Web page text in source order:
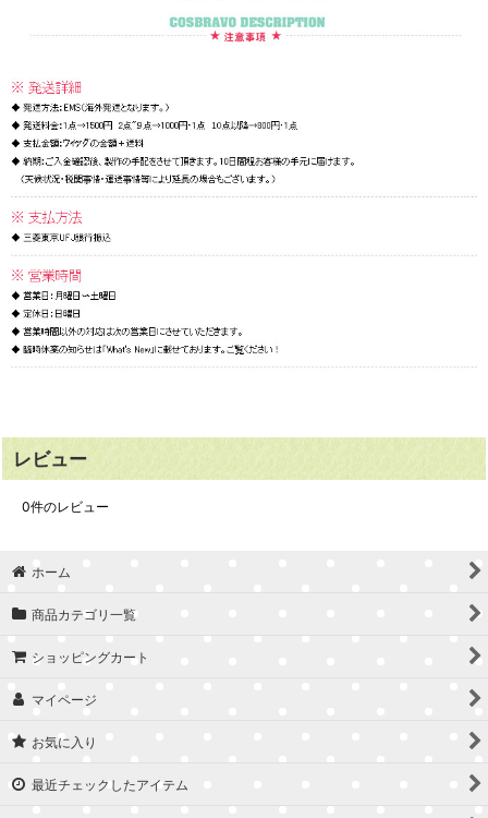
レビュー
0件のレビュー
ホーム
商品カテゴリ一覧
ショッピングカート
マイページ
お気に入り
最近チェックしたアイテム